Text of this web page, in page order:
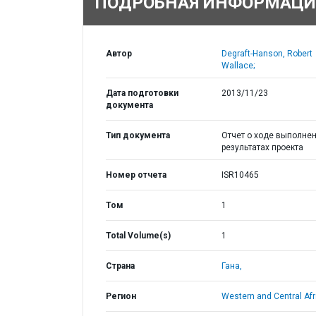
Автор
Degraft-Hanson, Robert
Wallace;
Дата подготовки
документа
2013/11/23
Тип документа
Отчет о ходе
результатах проекта
Номер отчета ISR10465
Том 1
Total Volume(s) 1
Страна Гана,
Регион Western and Central